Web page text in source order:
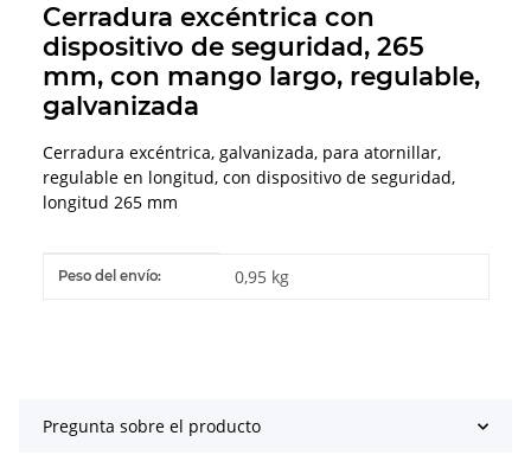
Cerradura excéntrica con
dispositivo de seguridad, 265
mm, con mango largo, regulable,
galvanizada
Cerradura excéntrica, galvanizada, para atornillar,
regulable en longitud, con dispositivo de seguridad,
longitud 265 mm
#productDetails.itemInformation#
#productDetails.itemValue#
Peso del envío: 0,95 kg
Pregunta sobre el producto